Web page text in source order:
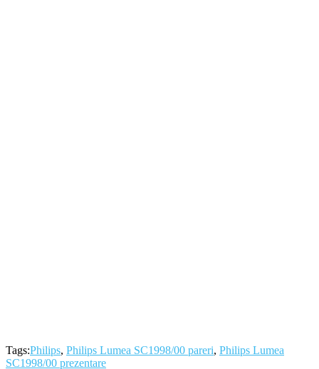
Tags:Philips, Philips Lumea SC1998/00 pareri, Philips Lumea
SC1998/00 prezentare